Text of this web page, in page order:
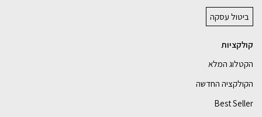
ביטול עסקה
קולקציות
הקטלוג המלא
הקולקציה החדשה
Best Seller